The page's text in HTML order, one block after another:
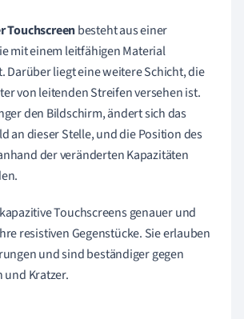
Touchscreenbesteht aus einer
mit einem leitfähigen Material
Darüber liegt eine weitere Schicht, die
von leitenden Streifen versehen ist.
den Bildschirm, ändert sich das
an dieser Stelle, und die Position des
der veränderten Kapazitäten
Touchscreens genauer und
resistiven Gegenstücke. Sie erlauben
und sind beständiger gegen
und Kratzer.